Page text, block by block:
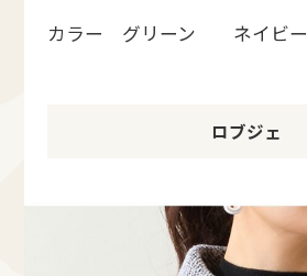
カラー グリーン ネイビー
ロブジェ